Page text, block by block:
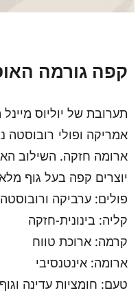
קפה גורמה
תערובת של יוליוס
אמריקה ופולי רובוסטה
ארומה חזקה. השילוב
יוצרים קפה בעל גוף
פולים: ערביקה ורובוסטה
קליה: בינונית-חזקה
קרמה: ארוכת טווח
ארומה: אינטנסיבי
טעם: חומציות עדינה